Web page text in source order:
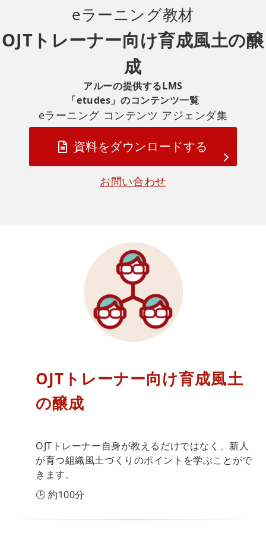
eラーニング教材
OJTトレーナー向け育成風土の醸
成
アルーの提供するLMS
「etudes」のコンテンツ一覧
eラーニング コンテンツ アジェンダ集
資料をダウンロードする
お問い合わせ
OJTトレーナー向け育成風土
の醸成
OJTトレーナー自身が教えるだけではなく、新人
が育つ組織風土づくりのポイントを学ぶことがで
きます。
🕒 約100分